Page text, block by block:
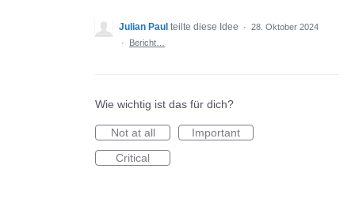
Julian Paul teilte diese Idee · 28. Oktober 2024
·
Bericht…
Wie wichtig ist das für dich?
Not at all
Important
Critical